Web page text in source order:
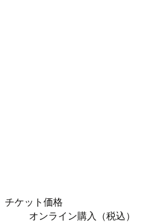
チケット価格
オンライン購入（税込）